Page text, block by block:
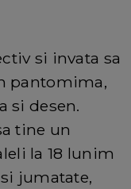
si invata sa
pantomima,
si desen.
tine un
la 18 lunim
jumatate,